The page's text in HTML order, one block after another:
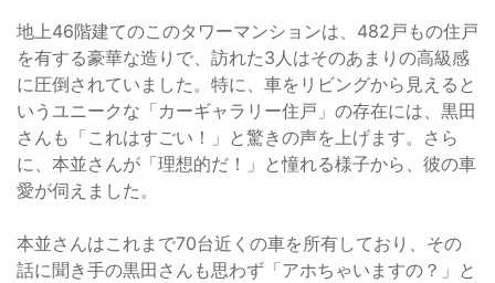
地上46階建てのこのタワーマンションは、482戸もの住戸
を有する豪華な造りで、訪れた3人はそのあまりの高級感
に圧倒されていました。特に、車をリビングから見えると
いうユニークな「カーギャラリー住戸」の存在には、黒田
さんも「これはすごい！」と驚きの声を上げます。さら
に、本並さんが「理想的だ！」と憧れる様子から、彼の車
愛が伺えました。
本並さんはこれまで70台近くの車を所有しており、その
話に聞き手の黒田さんも思わず「アホちゃいますの？」と